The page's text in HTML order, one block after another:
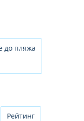
до пляжа
Рeйтинг